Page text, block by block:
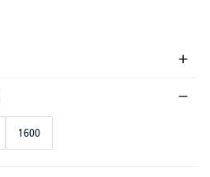
1600